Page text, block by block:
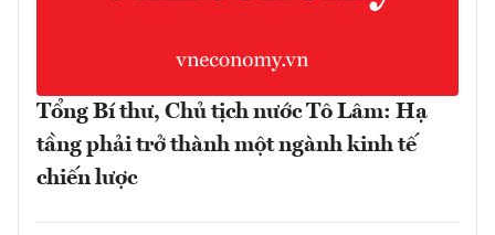
Tổng Bí thư, Chủ tịch nước Tô Lâm: Hạ
tầng phải trở thành một ngành kinh tế
chiến lược